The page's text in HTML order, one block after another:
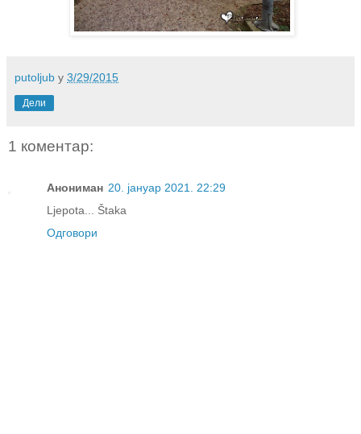
putoljub у 3/29/2015
Дели
1 коментар:
Анониман 20. јануар 2021. 22:29
Ljepota... Štaka
Одговори